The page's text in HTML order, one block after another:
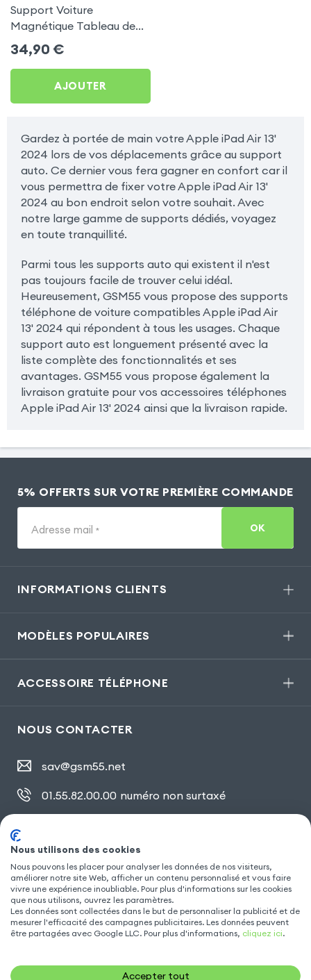
Support Voiture
Magnétique Tableau de
Bord Swissten - Noir pour
Apple iPad Air 13' 2024
34,90 €
AJOUTER
Gardez à portée de main votre Apple iPad Air 13'
2024 lors de vos déplacements grâce au support
auto. Ce dernier vous fera gagner en confort car il
vous permettra de fixer votre Apple iPad Air 13'
2024 au bon endroit selon votre souhait. Avec
notre large gamme de supports dédiés, voyagez
en toute tranquillité.
Parmi tous les supports auto qui existent il n'est
pas toujours facile de trouver celui idéal.
Heureusement, GSM55 vous propose des supports
téléphone de voiture compatibles Apple iPad Air
13' 2024 qui répondent à tous les usages. Chaque
support auto est longuement présenté avec la
liste complète des fonctionnalités et ses
avantages. GSM55 vous propose également la
livraison gratuite pour vos accessoires téléphones
Apple iPad Air 13' 2024 ainsi que la livraison rapide.
5% OFFERTS SUR VOTRE PREMIÈRE COMMANDE
Adresse mail * OK
INFORMATIONS CLIENTS
MODÈLES POPULAIRES
ACCESSOIRE TÉLÉPHONE
NOUS CONTACTER
sav@gsm55.net
01.55.82.00.00 numéro non surtaxé
SUIVEZ NOUS
Nous utilisons des cookies
Nous pouvons les placer pour analyser les données de nos visiteurs,
améliorer notre site Web, afficher un contenu personnalisé et vous faire
vivre une expérience inoubliable. Pour plus d'informations sur les cookies
que nous utilisons, ouvrez les paramètres.
Les données sont collectées dans le but de personnaliser la publicité et de
mesurer l'efficacité des campagnes publicitaires. Les données peuvent
être partagées avec Google LLC. Pour plus d'informations, cliquez ici.
Accepter tout